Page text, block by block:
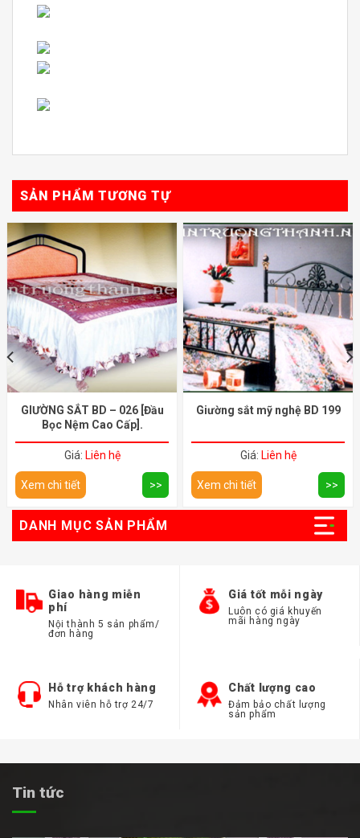
SẢN PHẨM TƯƠNG TỰ
GIƯỜNG SẮT BD – 026 [Đầu
Bọc Nệm Cao Cấp].
Giá: Liên hệ
Xem chi tiết >>
Giường sắt mỹ nghệ BD 199
Giá: Liên hệ
Xem chi tiết >>
DANH MỤC SẢN PHẨM
Giao hàng miễn
phí
Nội thành 5 sản phẩm/
đơn hàng
Giá tốt mỗi ngày
Luôn có giá khuyến
mãi hàng ngày
Hỗ trợ khách hàng
Nhân viên hỗ trợ 24/7
Chất lượng cao
Đảm bảo chất lượng
sản phẩm
Tin tức